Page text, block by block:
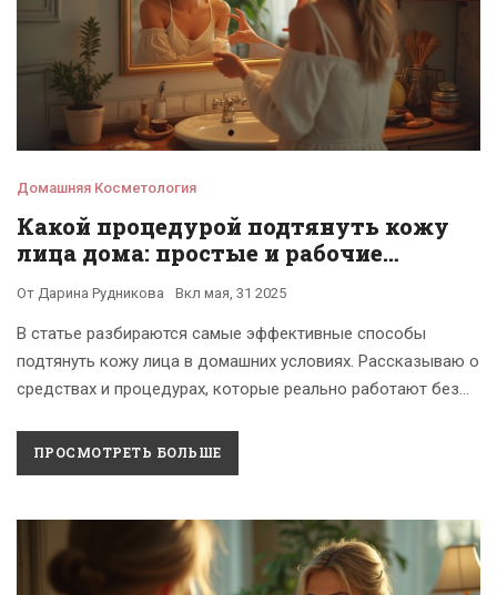
Домашняя Косметология
Какой процедурой подтянуть кожу
лица дома: простые и рабочие
От Дарина Рудникова Вкл мая, 31 2025
В статье разбираются самые эффективные способы
подтянуть кожу лица в домашних условиях. Рассказываю о
средствах и процедурах, которые реально работают без
домашних лифтинг-методов. Привожу примеры из жизни и
проверенные личным опытом лайфхаки. Каждый найдет
возраста и бюджета.
ПРОСМОТРЕТЬ БОЛЬШЕ